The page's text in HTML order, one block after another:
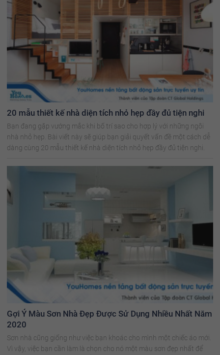
20 mẫu thiết kế nhà diện tích nhỏ hẹp đầy đủ tiện nghi
Bạn đang gặp vướng mắc khi bố trí sao cho hợp lý với những ngôi
nhà nhỏ hẹp. Bài viết này sẽ giúp bạn giải quyết vấn đề một cách dễ
dàng cùng 20 mẫu thiết kế nhà diện tích nhỏ hẹp đầy đủ tiện nghi.
Gợi Ý Màu Sơn Nhà Đẹp Được Sử Dụng Nhiều Nhất Năm
2020
Sơn nhà cũng giống như việc bạn khoác cho mình một chiếc áo mới.
Vì vậy, việc bạn cần làm là chọn cho nó một màu sơn đẹp nhất để